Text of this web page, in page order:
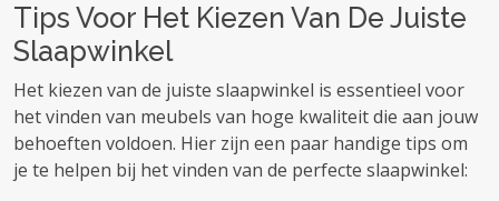
Tips Voor Het Kiezen Van De Juiste
Slaapwinkel
Het kiezen van de juiste slaapwinkel is essentieel voor
het vinden van meubels van hoge kwaliteit die aan jouw
behoeften voldoen. Hier zijn een paar handige tips om
je te helpen bij het vinden van de perfecte slaapwinkel: